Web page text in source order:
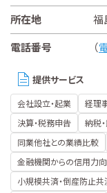
所在地
福
電話番号
（
提供サービス
会社設立・起業 経理
決算・税務申告
納税
同業他社との業績比較
金融機関からの信用力
小規模共済・倒産防止共